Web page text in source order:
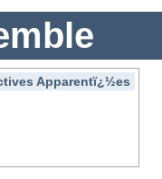
Apparentï¿½es